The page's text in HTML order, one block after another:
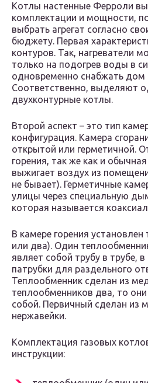
Котлы настенные Ферроли
комплектации и мощности,
выбрать агрегат согласно
бюджету. Первая
контуров. Так, нагреватели
только на подогрев воды в
одновременно снабжать дом
Соответственно, выделяют
двухконтурные котлы.
Второй аспект – это тип
конфигурация. Камера
открытой или герметичной.
горения, так же как и
выжигает воздух из
не бывает). Герметичные
улицы через специальную
которая называется
В камере горения
или два). Один
являет собой трубу в трубе,
патрубки для раздельного
Теплообменник сделан из
теплообменников два, то
собой. Первичный сделан из
нержавейки.
Комплектация газовых
инструкции: